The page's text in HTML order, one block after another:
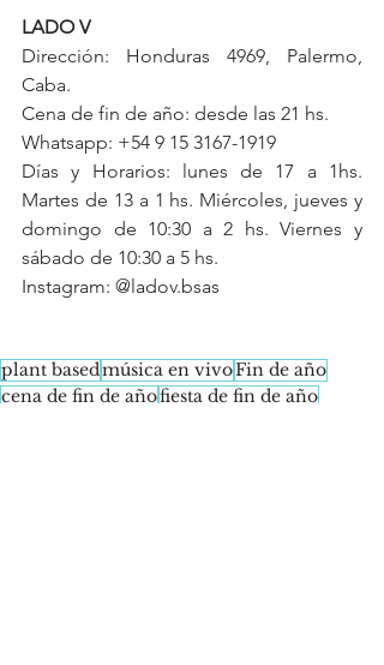
LADO V
Dirección: Honduras 4969, Palermo,
Caba.
Cena de fin de año: desde las 21 hs.
Whatsapp: +54 9 15 3167-1919
Días y Horarios: lunes de 17 a 1hs.
Martes de 13 a 1 hs. Miércoles, jueves y
domingo de 10:30 a 2 hs. Viernes y
sábado de 10:30 a 5 hs.
Instagram: @ladov.bsas
plant basedmúsica en vivoFin de año
cena de fin de añofiesta de fin de año